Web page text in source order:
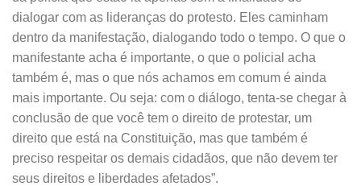
dialogar com as lideranças do protesto. Eles caminham
dentro da manifestação, dialogando todo o tempo. O que o
manifestante acha é importante, o que o policial acha
também é, mas o que nós achamos em comum é ainda
mais importante. Ou seja: com o diálogo, tenta-se chegar à
conclusão de que você tem o direito de protestar, um
direito que está na Constituição, mas que também é
preciso respeitar os demais cidadãos, que não devem ter
seus direitos e liberdades afetados”.